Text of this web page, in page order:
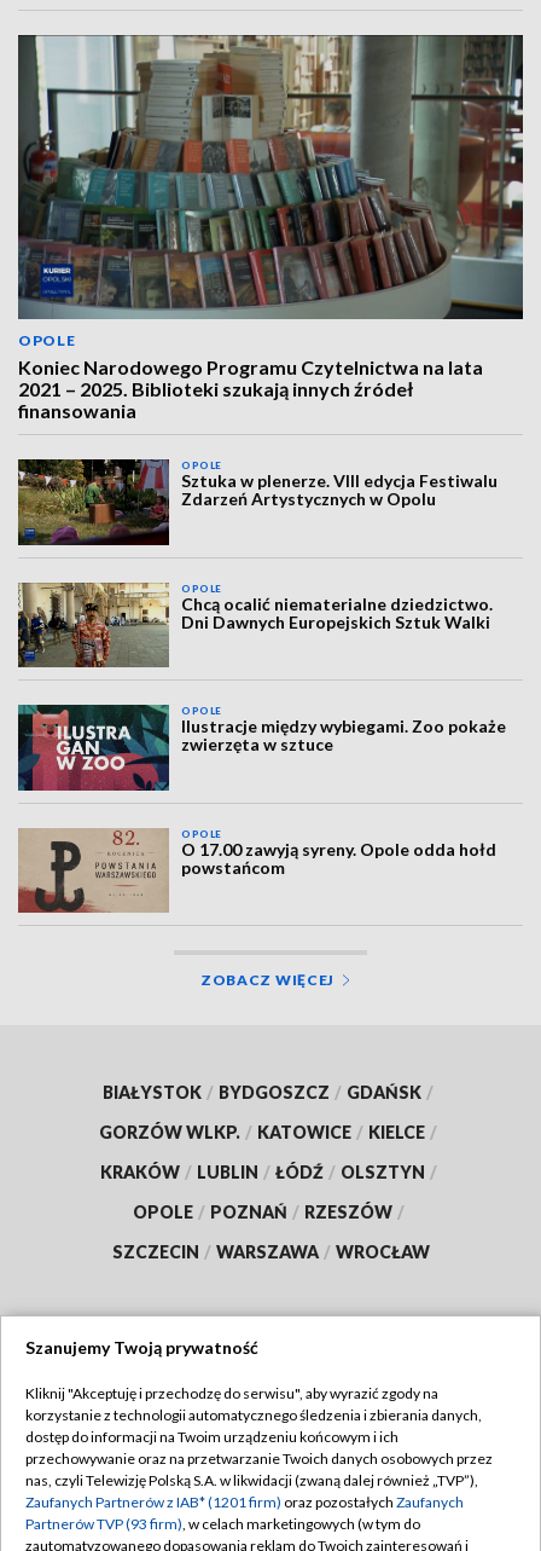
OPOLE
Koniec Narodowego Programu Czytelnictwa na lata
2021 – 2025. Biblioteki szukają innych źródeł
finansowania
OPOLE
Sztuka w plenerze. VIII edycja Festiwalu
Zdarzeń Artystycznych w Opolu
OPOLE
Chcą ocalić niematerialne dziedzictwo.
Dni Dawnych Europejskich Sztuk Walki
OPOLE
Ilustracje między wybiegami. Zoo pokaże
zwierzęta w sztuce
OPOLE
O 17.00 zawyją syreny. Opole odda hołd
powstańcom
ZOBACZ WIĘCEJ
BIAŁYSTOK / BYDGOSZCZ / GDAŃSK /
GORZÓW WLKP. / KATOWICE / KIELCE /
KRAKÓW / LUBLIN / ŁÓDŹ / OLSZTYN /
OPOLE / POZNAŃ / RZESZÓW /
SZCZECIN / WARSZAWA / WROCŁAW
TVP
Abonament TVP
Emisja w TVP
Centrum informacji TVP
Regulamin TVP
Polityka prywatności
Moje zgody
Szanujemy Twoją prywatność
Kliknij "Akceptuję i przechodzę do serwisu", aby wyrazić zgody na
korzystanie z technologii automatycznego śledzenia i zbierania danych,
dostęp do informacji na Twoim urządzeniu końcowym i ich
przechowywanie oraz na przetwarzanie Twoich danych osobowych przez
nas, czyli Telewizję Polską S.A. w likwidacji (zwaną dalej również „TVP”),
Zaufanych Partnerów z IAB* (1201 firm) oraz pozostałych Zaufanych
Partnerów TVP (93 firm), w celach marketingowych (w tym do
zautomatyzowanego dopasowania reklam do Twoich zainteresowań i